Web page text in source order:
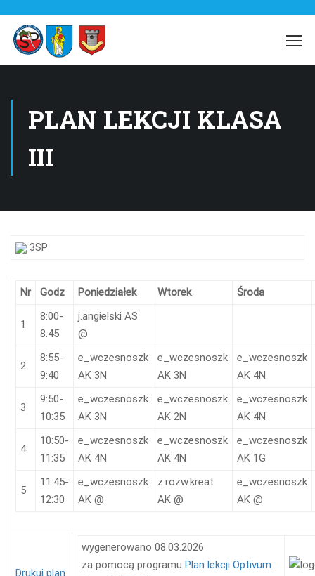
PLAN LEKCJI KLASA
III
3SP
Nr Godz Poniedziałek Wtorek Środa
1
8:00-
8:45
j.angielski AS
@
2
8:55-
9:40
e_wczesnoszk
AK 3N
e_wczesnoszk
AK 3N
e_wczesnoszk
AK 4N
3
9:50-
10:35
e_wczesnoszk
AK 3N
e_wczesnoszk
AK 2N
e_wczesnoszk
AK 4N
4
10:50-
11:35
e_wczesnoszk
AK 4N
e_wczesnoszk
AK 4N
e_wczesnoszk
AK 1G
5
11:45-
12:30
e_wczesnoszk
AK @
z.rozw.kreat
AK @
e_wczesnoszk
AK @
Drukuj plan
wygenerowano 08.03.2026
za pomocą programu Plan lekcji Optivum